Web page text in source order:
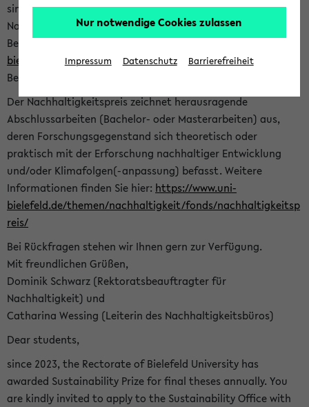
sind herzlich eingeladen sich mit Ihrer Abschlussarbeit beim
Nachhaltigkeitsbüro zu bewerben. Bitte nutzen Sie für Ihre
Bewerbung dieses Formular<https://formulare.uni-
bielefeld.de/frontend-server/form/provide/913/>. Die
Bewerbungsfrist endet am 30.09.2026.
Der Nachhaltigkeitspreis zeichnet herausragende
Abschlussarbeiten (Bachelor- oder Masterarbeiten) aus,
deren Forschungsgegenstand sich theoretisch oder
praktisch mit der Erforschung nachhaltiger Entwicklung
und/oder Klimafolgen(-anpassung) befasst. Weitere
Informationen finden Sie hier: https://www.uni-
bielefeld.de/themen/nachhaltigkeit/fonds/nachhaltigkeitsp
reis/
Bei Rückfragen stehen wir Ihnen gern zur Verfügung.
Mit freundlichen Grüßen,
Dominik Schwarz (Rektoratsbeauftragter für
Nachhaltigkeit) und
Catharina Wessing (Leiterin des Nachhaltigkeitsbüros)
Dear students,
since 2023, the Rectorate of Bielefeld University has
awarded Sustainability Prize for final theses annually. You
are kindly invited to apply to the Sustainability Office with
Nur notwendige Cookies zulassen
Impressum Datenschutz Barrierefreiheit